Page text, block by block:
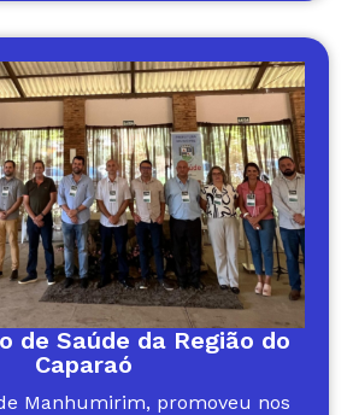
de Saúde da Região do
Caparaó
Manhumirim, promoveu nos